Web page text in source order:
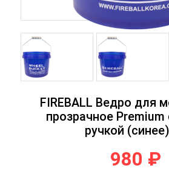
FIREBALL Ведро для
прозрачное Premium
ручкой
980 ₽